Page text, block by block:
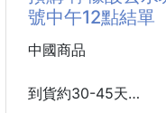
🌍 產地：日本
🍋 MOLN 檸檬香茅
不只可以直接吃，
還能泡熱茶、冷泡水
號中午12點結單
中國商品
到貨約30-45天